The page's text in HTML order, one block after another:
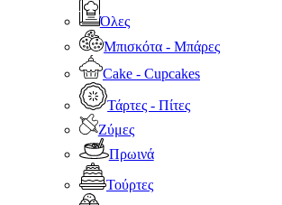
Όλες
Μπισκότα - Μπάρες
Cake - Cupcakes
Τάρτες - Πίτες
Ζύμες
Πρωινά
Τούρτες